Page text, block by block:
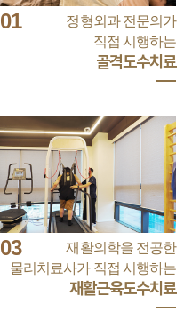
01
정형외과 전문의가
직접 시행하는
골격도수치료
03
재활의학을 전공한
물리치료사가 직접 시행하는
재활근육도수치료